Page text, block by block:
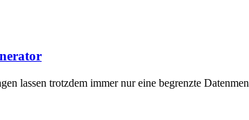
lassen trotzdem immer nur eine begrenzte